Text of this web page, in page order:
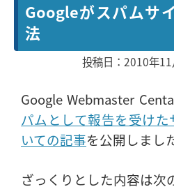
Googleがスパムサ
法
投稿日：2010年11
Google Webmaster
パムとして報告を受け
いての記事を公開しまし
ざっくりとした内容は次